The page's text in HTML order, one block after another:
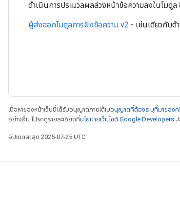
ดำเนินการประมวลผลล่วงหน้าข้อความลงในโมดูล
ผู้ส่งออกโมดูลการฝังข้อความ v2 - เช่นเดียวกับด้
เนื้อหาของหน้าเว็บนี้ได้รับอนุญาตภายใต้ใบอนุญาตที่ต้องระบุที่มาของ
อย่างอื่น โปรดดูรายละเอียดที่นโยบายเว็บไซต์ Google Developers
อัปเดตล่าสุด 2025-07-25 UTC